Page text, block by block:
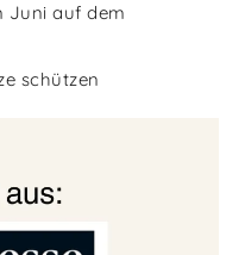
Juni auf dem
schützen